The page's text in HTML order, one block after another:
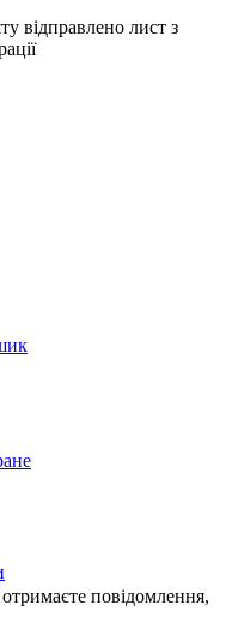
відправлено лист з
повідомлення,